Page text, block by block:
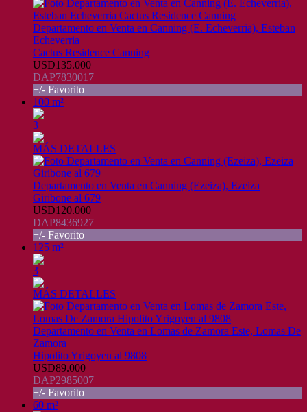
Departamento en Venta en Canning (E. Echeverria), Esteban
Echeverria
Cactus Residence Canning
USD135.000
DAP7830017
+/- Favorito
100 m²
3
MÁS DETALLES
Departamento en Venta en Canning (Ezeiza), Ezeiza
Giribone al 679
USD120.000
DAP8436927
+/- Favorito
125 m²
3
MÁS DETALLES
Departamento en Venta en Lomas de Zamora Este, Lomas De
Zamora
Hipolito Yrigoyen al 9808
USD89.000
DAP2985007
+/- Favorito
60 m²